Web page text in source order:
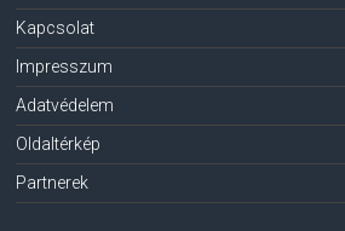
Kapcsolat
Impresszum
Adatvédelem
Oldaltérkép
Partnerek